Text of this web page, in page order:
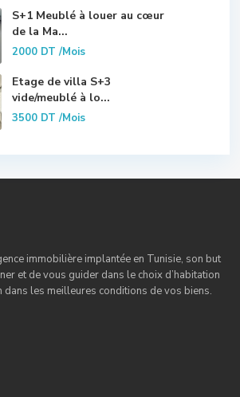
S+1 Meublé à louer au cœur
de la Ma...
2000 DT/Mois
Etage de villa S+3
vide/meublé à lo...
3500 DT/Mois
immobilière implantée en Tunisie, son but
et de vous guider dans le choix d’habitation
dans les meilleures conditions de vos biens.